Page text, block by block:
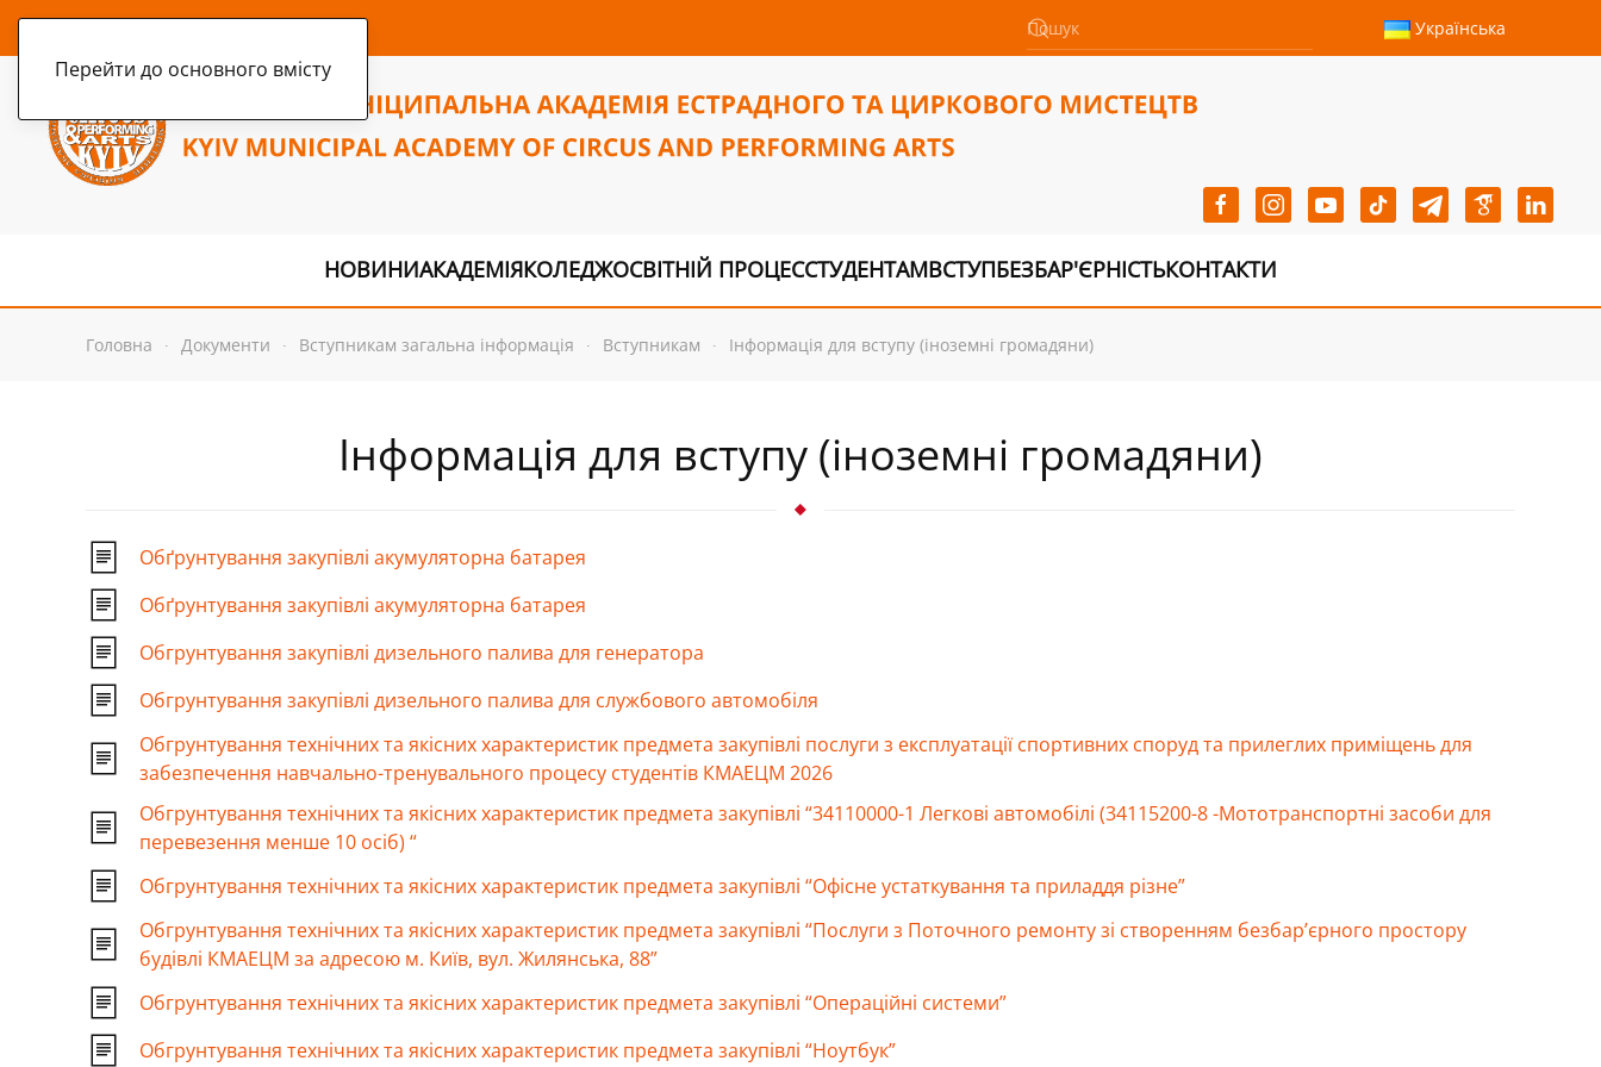
Перейти до основного вмісту
Українська
НОВИНИАКАДЕМІЯКОЛЕДЖОСВІТНІЙ ПРОЦЕССТУДЕНТАМВСТУПБЕЗБАР'ЄРНІСТЬКОНТАКТИ
Головна Документи Вступникам загальна інформація Вступникам Інформація для вступу (іноземні громадяни)
Інформація для вступу (іноземні громадяни)
Обґрунтування закупівлі акумуляторна батарея
Обґрунтування закупівлі акумуляторна батарея
Обгрунтування закупівлі дизельного палива для генератора
Обгрунтування закупівлі дизельного палива для службового автомобіля
Обгрунтування технічних та якісних характеристик предмета закупівлі послуги з експлуатації спортивних споруд та прилеглих приміщень для
забезпечення навчально-тренувального процесу студентів КМАЕЦМ 2026
Обгрунтування технічних та якісних характеристик предмета закупівлі “34110000-1 Легкові автомобілі (34115200-8 -Мототранспортні засоби для
перевезення менше 10 осіб) “
Обгрунтування технічних та якісних характеристик предмета закупівлі “Офісне устаткування та приладдя різне”
Обгрунтування технічних та якісних характеристик предмета закупівлі “Послуги з Поточного ремонту зі створенням безбар’єрного простору
будівлі КМАЕЦМ за адресою м. Київ, вул. Жилянська, 88”
Обгрунтування технічних та якісних характеристик предмета закупівлі “Операційні системи”
Обгрунтування технічних та якісних характеристик предмета закупівлі “Ноутбук”